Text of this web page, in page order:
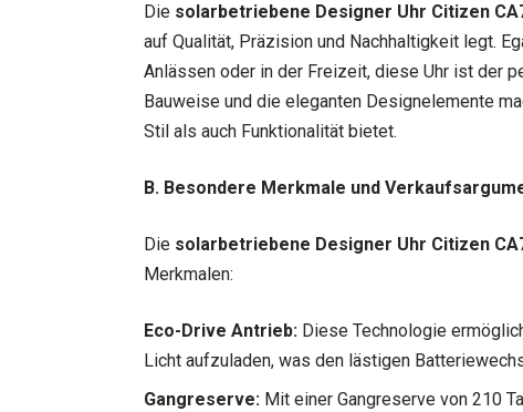
Die solarbetriebene Designer Uhr Citizen
auf Qualität, Präzision und Nachhaltigkeit legt.
Anlässen oder in der Freizeit, diese Uhr ist der
Bauweise und die eleganten Designelemente
Stil als auch Funktionalität bietet.
B. Besondere Merkmale und
Die solarbetriebene Designer Uhr Citizen
Merkmalen:
Eco-Drive Antrieb: Diese Technologie
Licht aufzuladen, was den lästigen
Gangreserve: Mit einer Gangreserve von 210